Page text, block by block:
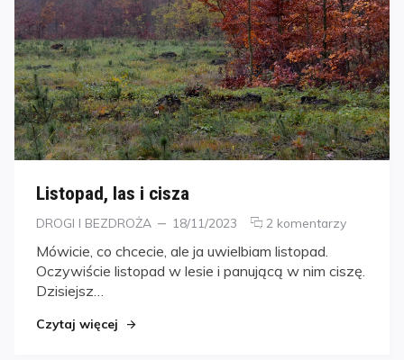
Listopad, las i cisza
Kategorie
DROGI I BEZDROŻA
Posted
18/11/2023 2 komentarzy
Mówicie, co chcecie, ale ja uwielbiam listopad.
Oczywiście listopad w lesie i panującą w nim ciszę.
Dzisiejsz…
Czytaj więcej